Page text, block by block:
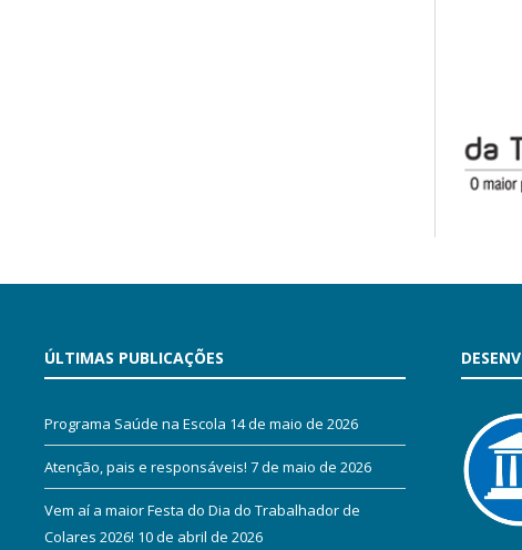
ÚLTIMAS PUBLICAÇÕES
Programa Saúde na Escola 14 de maio de 2026
Atenção, pais e responsáveis! 7 de maio de 2026
Vem aí a maior Festa do Dia do Trabalhador de
Colares 2026! 10 de abril de 2026